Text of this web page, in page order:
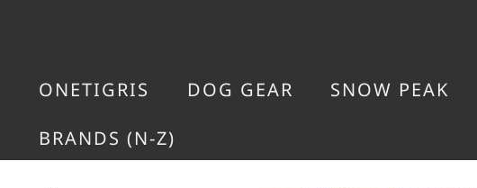
ONETIGRIS DOG GEAR SNOW PEAK
BRANDS (N-Z)